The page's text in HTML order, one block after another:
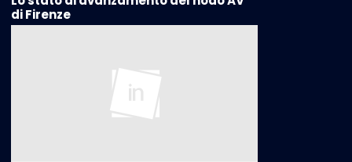
di Firenze